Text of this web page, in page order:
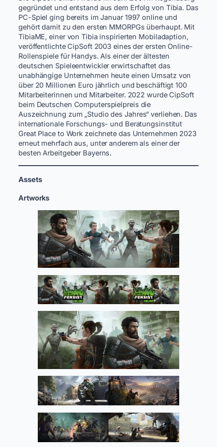
gegründet und entstand aus dem Erfolg von Tibia. Das
PC-Spiel ging bereits im Januar 1997 online und
gehört damit zu den ersten MMORPGs überhaupt. Mit
TibiaME, einer von Tibia inspirierten Mobiladaption,
veröffentlichte CipSoft 2003 eines der ersten Online-
Rollenspiele für Handys. Als einer der ältesten
deutschen Spieleentwickler erwirtschaftet das
unabhängige Unternehmen heute einen Umsatz von
über 20 Millionen Euro jährlich und beschäftigt 100
Mitarbeiterinnen und Mitarbeiter. 2022 wurde CipSoft
beim Deutschen Computerspielpreis die
Auszeichnung zum „Studio des Jahres“ verliehen. Das
internationale Forschungs- und Beratungsinstitut
Great Place to Work zeichnete das Unternehmen 2023
erneut mehrfach aus, unter anderem als einer der
besten Arbeitgeber Bayerns.
Assets
Artworks